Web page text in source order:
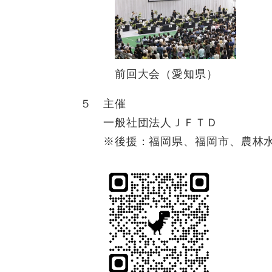
前回大会（愛知県）
５ 主催
一般社団法人ＪＦＴＤ
※後援：福岡県、福岡市、農林